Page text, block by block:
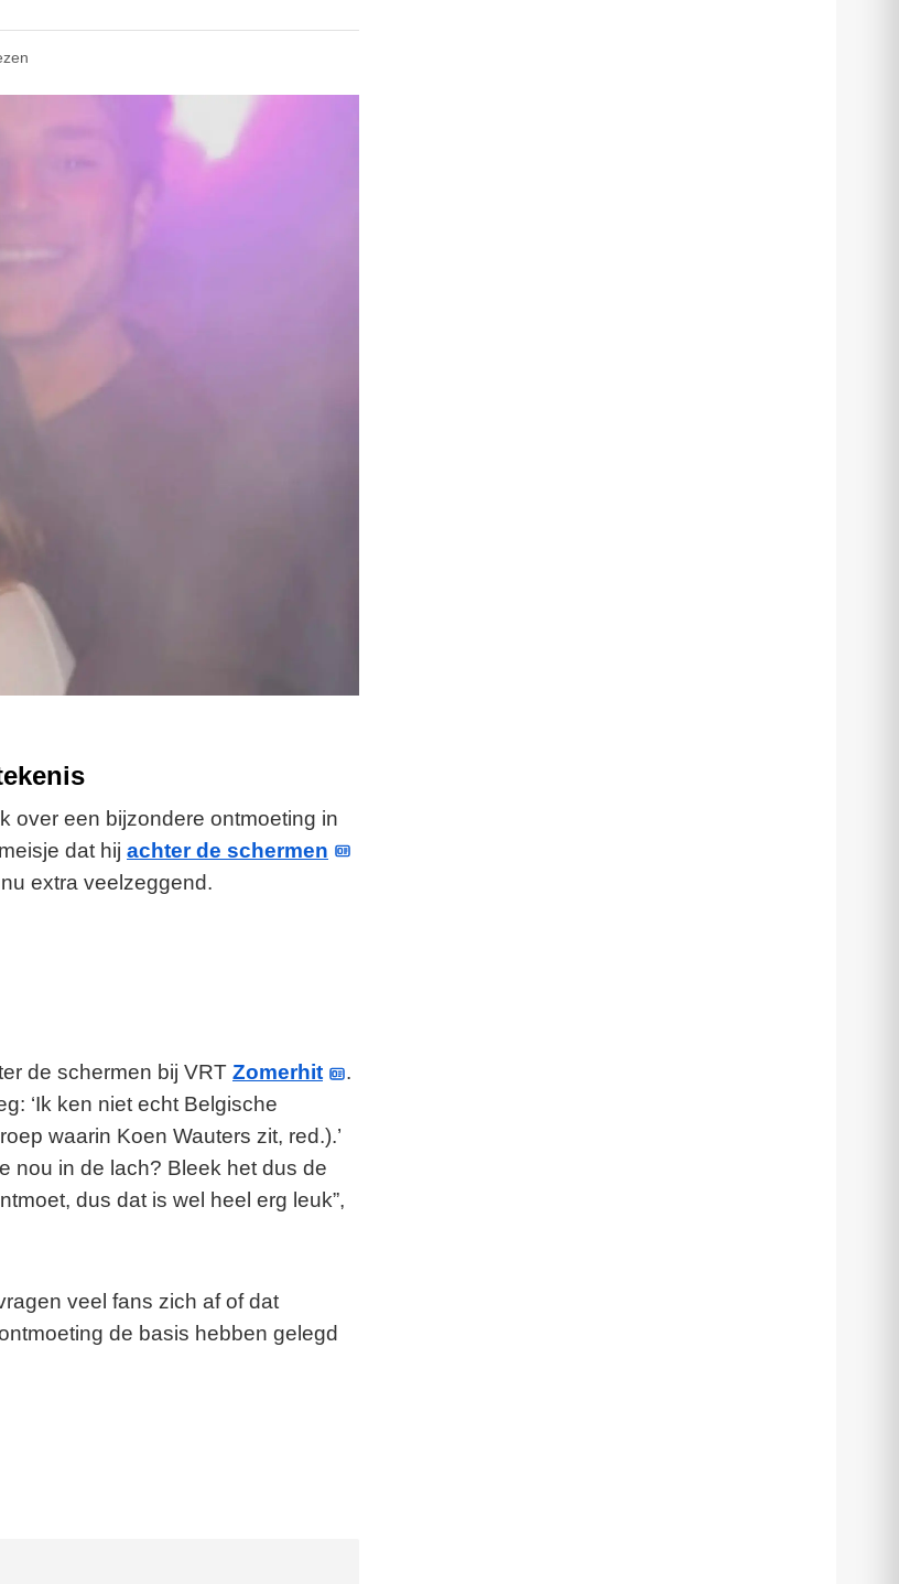
over een bijzondere ontmoeting in
dat hij achter de schermen
extra veelzeggend.
de schermen bij VRT Zomerhit
.
‘Ik ken niet echt Belgische
waarin Koen Wauters zit, red.).’
nou in de lach? Bleek het dus de
dus dat is wel heel erg leuk”,
veel fans zich af of dat
de basis hebben gelegd